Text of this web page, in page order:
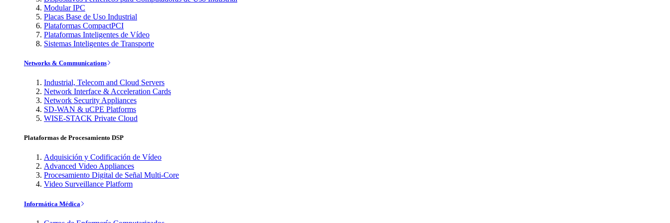
Modular IPC
Placas Base de Uso Industrial
Plataformas CompactPCI
Plataformas Inteligentes de Vídeo
Sistemas Inteligentes de Transporte
Networks & Communications
Industrial, Telecom and Cloud Servers
Network Interface & Acceleration Cards
Network Security Appliances
SD-WAN & uCPE Platforms
WISE-STACK Private Cloud
Plataformas de Procesamiento DSP
Adquisición y Codificación de Vídeo
Advanced Video Appliances
Procesamiento Digital de Señal Multi-Core
Video Surveillance Platform
Informática Médica